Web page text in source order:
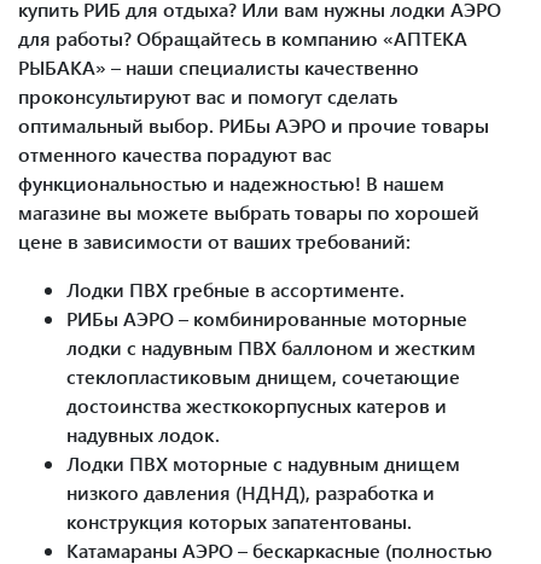
купить РИБ для отдыха? Или вам нужны лодки АЭРО
для работы? Обращайтесь в компанию «АПТЕКА
РЫБАКА» – наши специалисты качественно
проконсультируют вас и помогут сделать
оптимальный выбор. РИБы АЭРО и прочие товары
отменного качества порадуют вас
функциональностью и надежностью! В нашем
магазине вы можете выбрать товары по хорошей
цене в зависимости от ваших требований:
Лодки ПВХ гребные в ассортименте.
РИБы АЭРО – комбинированные моторные
лодки с надувным ПВХ баллоном и жестким
стеклопластиковым днищем, сочетающие
достоинства жесткокорпусных катеров и
надувных лодок.
Лодки ПВХ моторные с надувным днищем
низкого давления (НДНД), разработка и
конструкция которых запатентованы.
Катамараны АЭРО – бескаркасные (полностью